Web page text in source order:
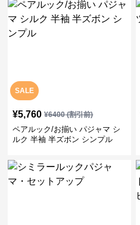
SALE
¥5,760 ¥6400(割引前)
ペアルック/お揃い パジャマ シ
ルク 半袖 半ズボン シンプル